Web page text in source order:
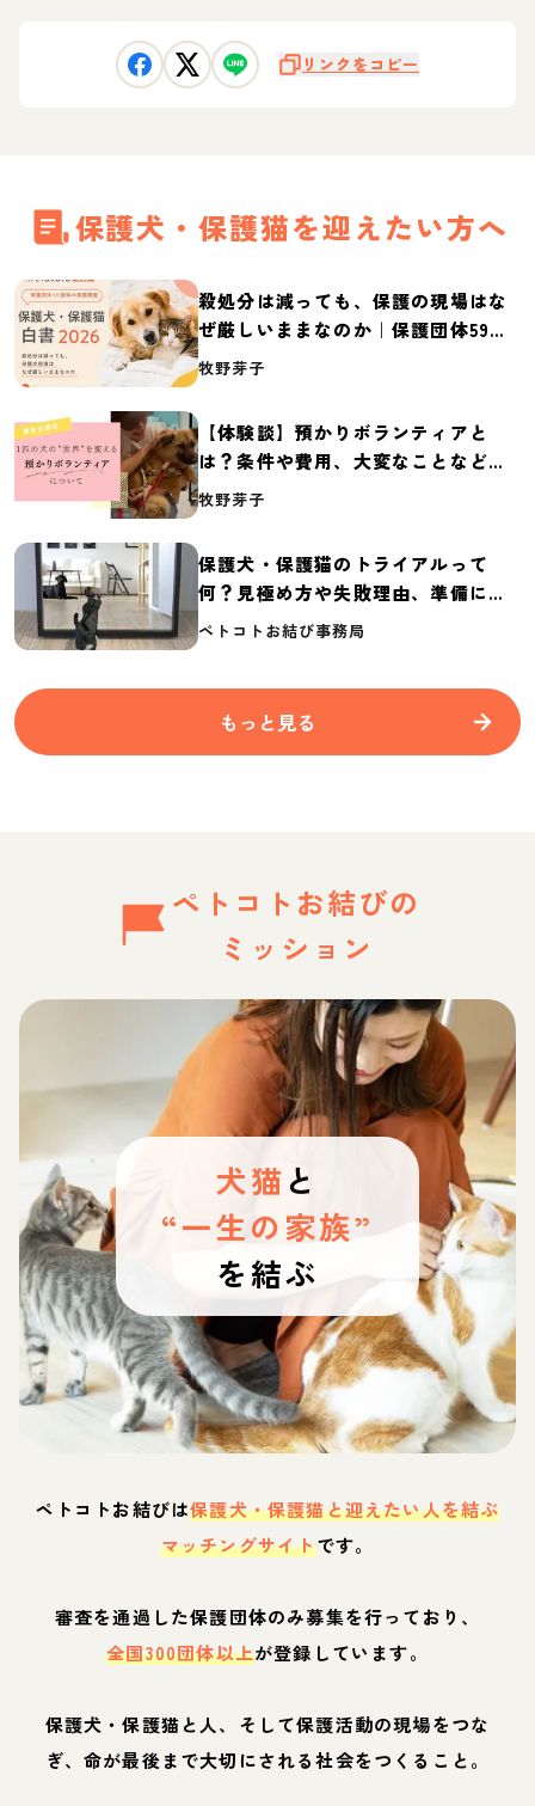
リンクをコピー
保護犬・保護猫を迎えたい方へ
殺処分は減っても、保護の現場はな
ぜ厳しいままなのか｜保護団体59団
体の実態調査【保護犬・保護猫白書
牧野芽子
【体験談】預かりボランティアと
は？条件や費用、大変なことなど紹
介
牧野芽子
保護犬・保護猫のトライアルって
何？見極め方や失敗理由、準備に必
要なものを紹介
ペトコトお結び事務局
もっと見る
ペトコトお結びの
ミッション
犬猫 と
“一生の家族”
を結ぶ
ペトコトお結びは保護犬・保護猫と迎えたい人を結ぶ
マッチングサイトです。
審査を通過した保護団体のみ募集を行っており、
全国300団体以上が登録しています。
保護犬・保護猫と人、そして保護活動の現場をつな
ぎ、命が最後まで大切にされる社会をつくること。